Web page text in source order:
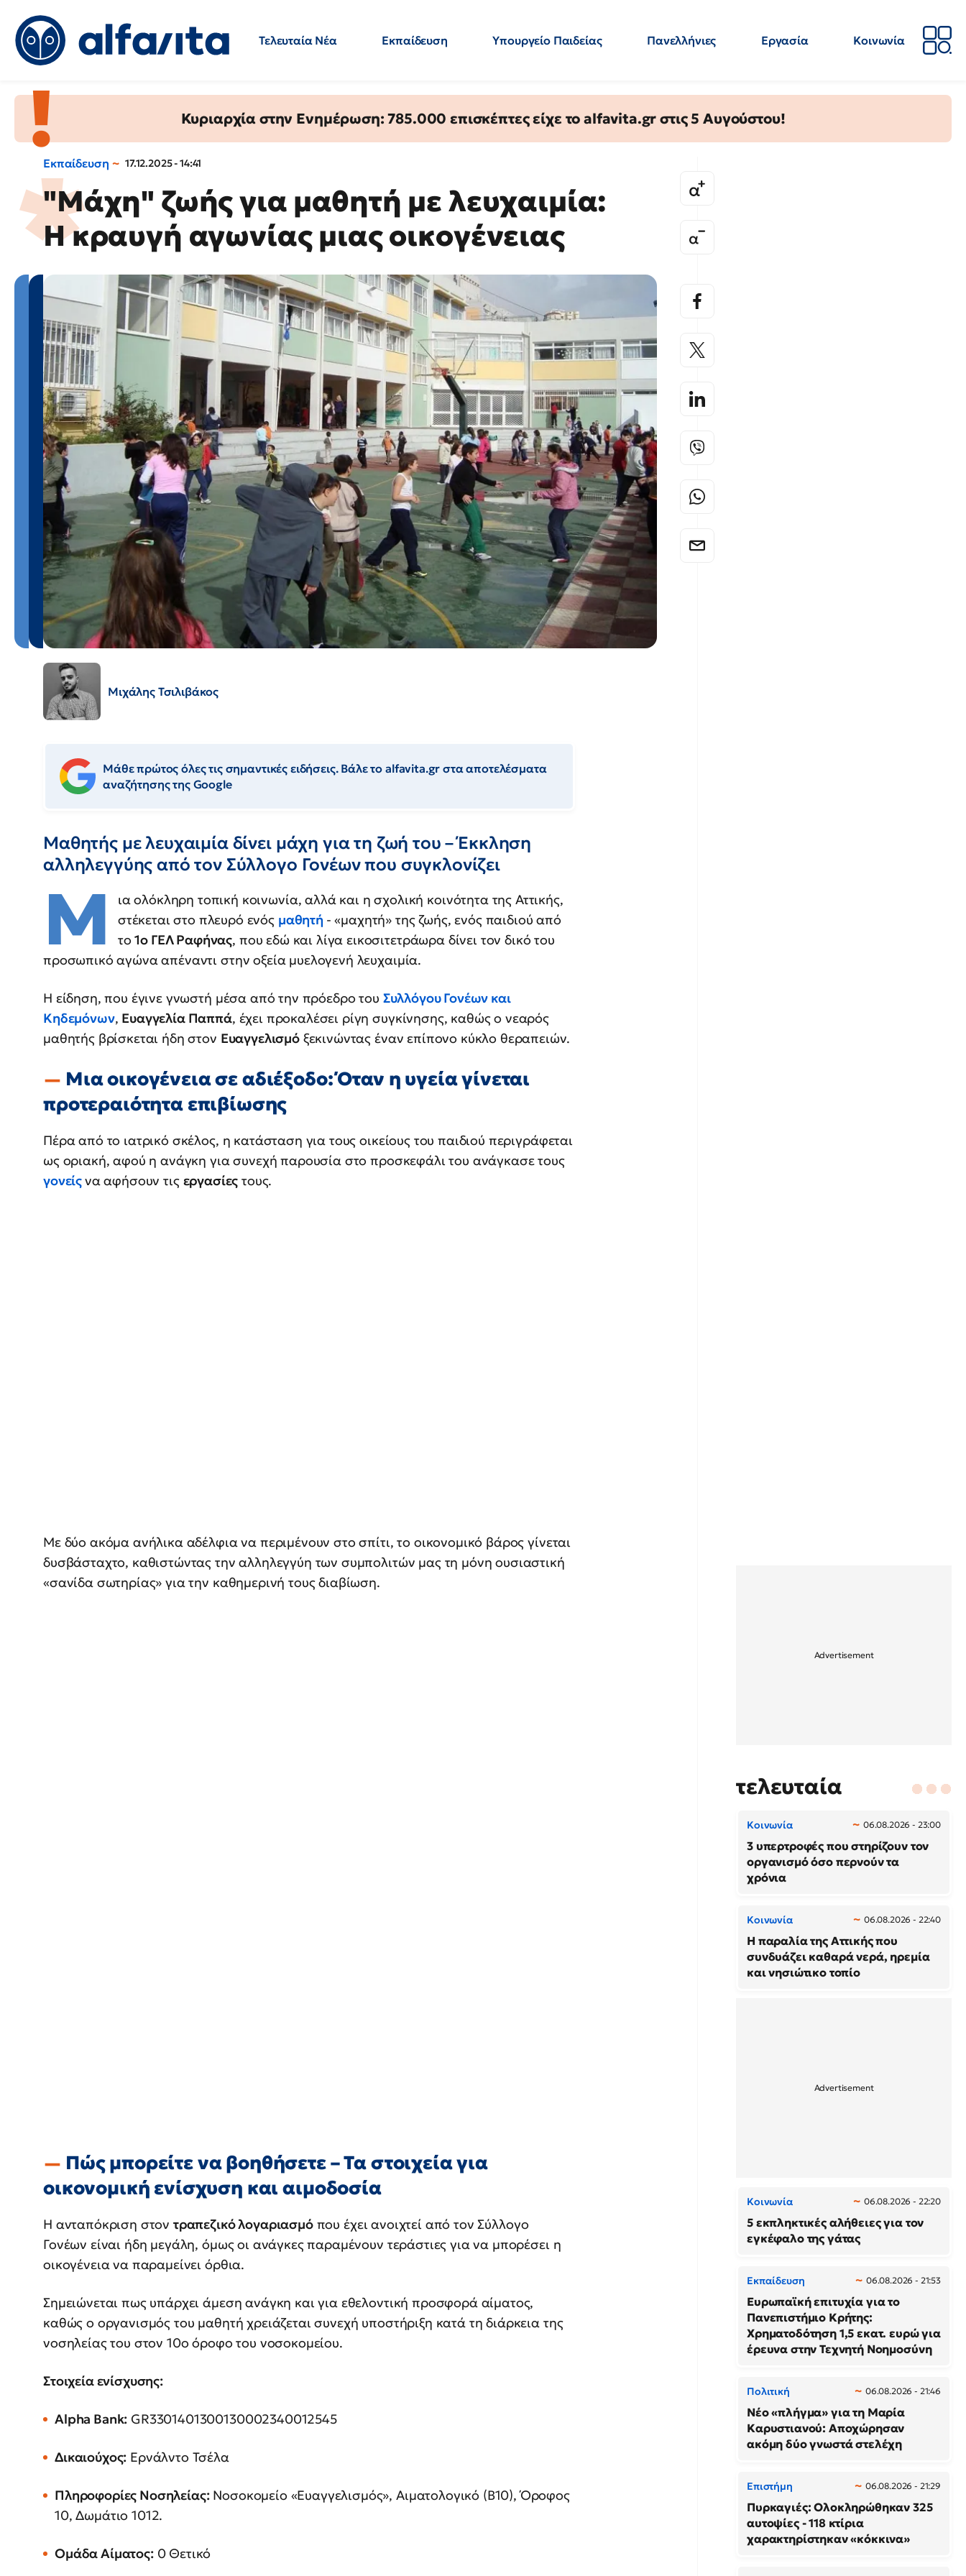
Τελευταία Νέα Εκπαίδευση Υπουργείο Παιδείας Πανελλήνιες Εργασία
Κοινωνία
Κυριαρχία στην Ενημέρωση: 785.000 επισκέπτες είχε το alfavita.gr στις 5 Αυγούστου!
Εκπαίδευση 17.12.2025 - 14:41
"Μάχη" ζωής για μαθητή με λευχαιμία:
Η κραυγή αγωνίας μιας οικογένειας
Μιχάλης Τσιλιβάκος
Μάθε πρώτος όλες τις σημαντικές ειδήσεις. Βάλε το alfavita.gr στα αποτελέσματα
αναζήτησης της Google
Μαθητής με λευχαιμία δίνει μάχη για τη ζωή του – Έκκληση
αλληλεγγύης από τον Σύλλογο Γονέων που συγκλονίζει
Μ
ια ολόκληρη τοπική κοινωνία, αλλά και η σχολική κοινότητα της Αττικής,
στέκεται στο πλευρό ενός μαθητή - «μαχητή» της ζωής, ενός παιδιού από
το1ο ΓΕΛ Ραφήνας, που εδώ και λίγα εικοσιτετράωρα δίνει τον δικό του
προσωπικό αγώνα απέναντι στην οξεία μυελογενή λευχαιμία.
Η είδηση, που έγινε γνωστή μέσα από την πρόεδρο του Συλλόγου Γονέων και
Κηδεμόνων, Ευαγγελία Παππά, έχει προκαλέσει ρίγη συγκίνησης, καθώς ο νεαρός
μαθητής βρίσκεται ήδη στον Ευαγγελισμόξεκινώντας έναν επίπονο κύκλο θεραπειών.
Μια οικογένεια σε αδιέξοδο: Όταν η υγεία γίνεται
προτεραιότητα επιβίωσης
Πέρα από το ιατρικό σκέλος, η κατάσταση για τους οικείους του παιδιού περιγράφεται
ως οριακή, αφού η ανάγκη για συνεχή παρουσία στο προσκεφάλι του ανάγκασε τους
γονείςνα αφήσουν τις εργασίες τους.
Με δύο ακόμα ανήλικα αδέλφια να περιμένουν στο σπίτι, το οικονομικό βάρος γίνεται
δυσβάσταχτο, καθιστώντας την αλληλεγγύη των συμπολιτών μας τη μόνη ουσιαστική
«σανίδα σωτηρίας» για την καθημερινή τους διαβίωση.
Πώς μπορείτε να βοηθήσετε – Τα στοιχεία για
οικονομική ενίσχυση και αιμοδοσία
Η ανταπόκριση στον τραπεζικό λογαριασμόπου έχει ανοιχτεί από τον Σύλλογο
Γονέων είναι ήδη μεγάλη, όμως οι ανάγκες παραμένουν τεράστιες για να μπορέσει η
οικογένεια να παραμείνει όρθια.
Σημειώνεται πως υπάρχει άμεση ανάγκη και για εθελοντική προσφορά αίματος,
καθώς ο οργανισμός του μαθητή χρειάζεται συνεχή υποστήριξη κατά τη διάρκεια της
νοσηλείας του στον 10ο όροφο του νοσοκομείου.
Στοιχεία ενίσχυσης:
Alpha Bank: GR3301401300130002340012545
Δικαιούχος: Ερνάλντο Τσέλα
Πληροφορίες Νοσηλείας:Νοσοκομείο «Ευαγγελισμός», Αιματολογικό (Β10), Όροφος
10, Δωμάτιο 1012.
Ομάδα Αίματος:0 Θετικό
τελευταία
Κοινωνία 06.08.2026 - 23:00
3 υπερτροφές που στηρίζουν τον
οργανισμό όσο περνούν τα
χρόνια
Κοινωνία 06.08.2026 - 22:40
Η παραλία της Αττικής που
συνδυάζει καθαρά νερά, ηρεμία
και νησιώτικο τοπίο
Κοινωνία 06.08.2026 - 22:20
5 εκπληκτικές αλήθειες για τον
εγκέφαλο της γάτας
Εκπαίδευση 06.08.2026 - 21:53
Ευρωπαϊκή επιτυχία για το
Πανεπιστήμιο Κρήτης:
Χρηματοδότηση 1,5 εκατ. ευρώ για
έρευνα στην Τεχνητή Νοημοσύνη
Πολιτική 06.08.2026 - 21:46
Νέο «πλήγμα» για τη Μαρία
Καρυστιανού: Αποχώρησαν
ακόμη δύο γνωστά στελέχη
Επιστήμη 06.08.2026 - 21:29
Πυρκαγιές: Ολοκληρώθηκαν 325
αυτοψίες - 118 κτίρια
χαρακτηρίστηκαν «κόκκινα»